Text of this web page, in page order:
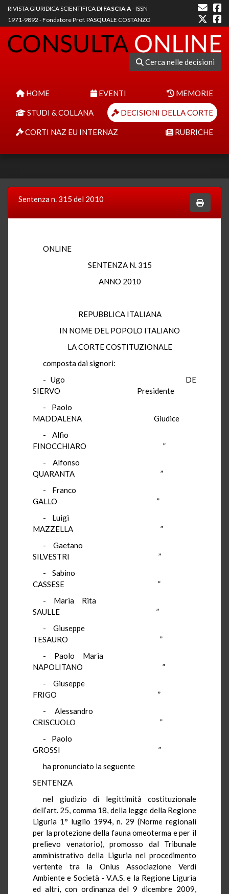
RIVISTA GIURIDICA SCIENTIFICA DI FASCIA A- ISSN
1971-9892 - Fondatore Prof. PASQUALE COSTANZO
Cerca nelle decisioni
HOME EVENTI MEMORIE
STUDI & COLLANA DECISIONI DELLA CORTE
CORTI NAZ EU INTERNAZ RUBRICHE
Sentenza n. 315 del 2010
ONLINE
SENTENZA N. 315
ANNO 2010
REPUBBLICA ITALIANA
IN NOME DEL POPOLO ITALIANO
LA CORTE COSTITUZIONALE
composta dai signori:
- Ugo DE
SIERVO Presidente
- Paolo
MADDALENA Giudice
- Alfio
FINOCCHIARO ”
- Alfonso
QUARANTA ”
- Franco
GALLO ”
- Luigi
MAZZELLA ”
- Gaetano
SILVESTRI ”
- Sabino
CASSESE ”
- Maria Rita
SAULLE ”
- Giuseppe
TESAURO ”
- Paolo Maria
NAPOLITANO ”
- Giuseppe
FRIGO ”
- Alessandro
CRISCUOLO ”
- Paolo
GROSSI ”
ha pronunciato la seguente
SENTENZA
nel giudizio di legittimità costituzionale
dell’art. 25, comma 18, della legge della Regione
Liguria 1° luglio 1994, n. 29 (Norme regionali
per la protezione della fauna omeoterma e per il
prelievo venatorio), promosso dal Tribunale
amministrativo della Liguria nel procedimento
vertente tra la Onlus Associazione Verdi
Ambiente e Società - V.A.S. e la Regione Liguria
ed altri, con ordinanza del 9 dicembre 2009,